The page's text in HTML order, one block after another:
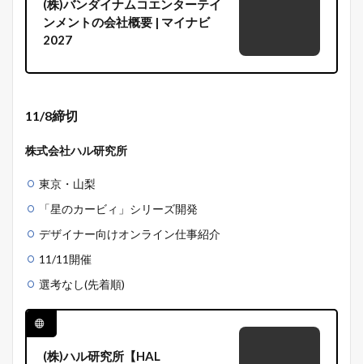
(株)バンダイナムコエンターテイ
ンメントの会社概要 | マイナビ
2027
11/8締切
株式会社ハル研究所
東京・山梨
「星のカービィ」シリーズ開発
デザイナー向けオンライン仕事紹介
11/11開催
選考なし(先着順)
(株)ハル研究所【HAL